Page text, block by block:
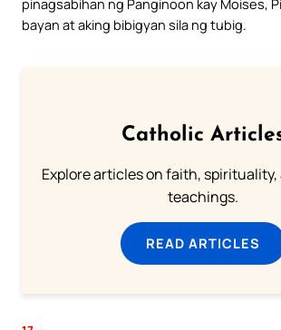
bayan at aking bibigyan sila ng tubig.
Catholic
Explore articles on faith,
teachings.
READ ARTICLES